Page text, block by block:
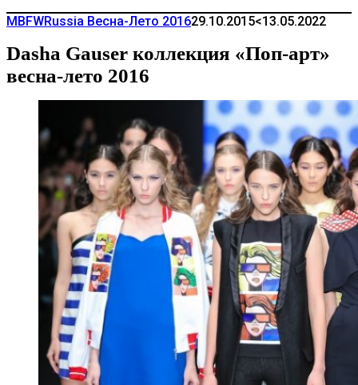
MBFWRussia Весна-Лето 201629.10.2015<13.05.2022
Dasha Gauser коллекция «Поп-арт»
весна-лето 2016